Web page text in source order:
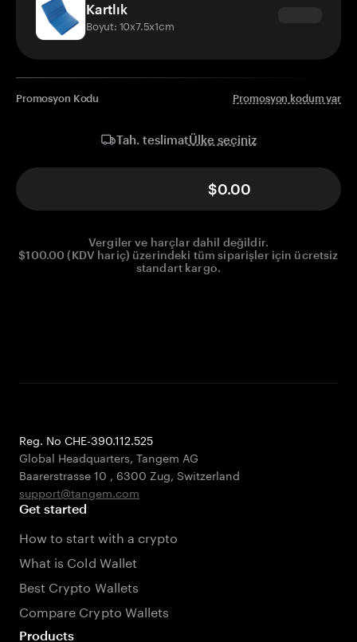
Kartlık
Boyut: 10x7.5x1cm
Promosyon Kodu Promosyon kodum var
Tah. teslimatÜlke seçiniz
$0.00
Vergiler ve harçlar dahil değildir.
$100.00 (KDV hariç) üzerindeki tüm siparişler için ücretsiz
standart kargo.
Reg. No CHE-390.112.525
Global Headquarters, Tangem AG
Baarerstrasse 10 , 6300 Zug, Switzerland
support@tangem.com
Get started
How to start with a crypto
What is Cold Wallet
Best Crypto Wallets
Compare Crypto Wallets
Products